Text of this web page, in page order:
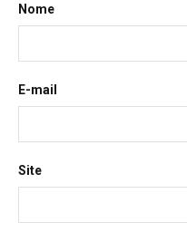
Nome
E-mail
Site